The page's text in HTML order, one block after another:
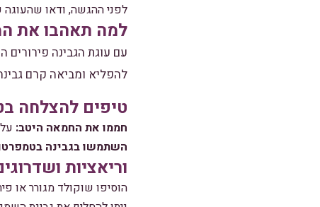
לפני ההגשה, ודאו
למה תאהבו את
עם עוגת הגבינה פירורים
להפליא ומביאה קרם
טיפים להצלחה
חממו את החמאה היטב:
השתמשו בגבינה
וריאציות
הוסיפו שוקולד מגורר או